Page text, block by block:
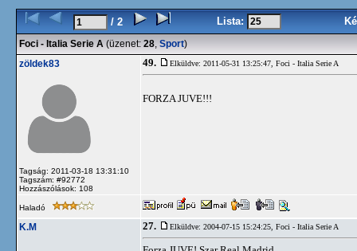
/ 2 Lista:
Foci - Italia Serie A (üzenet: 28, Sport)
zöldek83
Tagság: 2011-03-18 13:31:10
Tagszám: #92772
Hozzászólások: 108
49. Elküldve: 2011-05-31 13:25:47, Foci - Italia Serie A
FORZA JUVE!!!
Haladó
K.M 27. Elküldve: 2004-07-15 15:24:25, Foci - Italia Serie A